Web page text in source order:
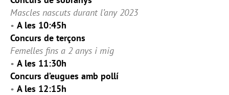
Mascles nascuts durant l’any 2023
• A les 10:45h
Concurs de terçons
Femelles fins a 2 anys i mig
• A les 11:30h
Concurs d’eugues amb pollí
• A les 12:15h